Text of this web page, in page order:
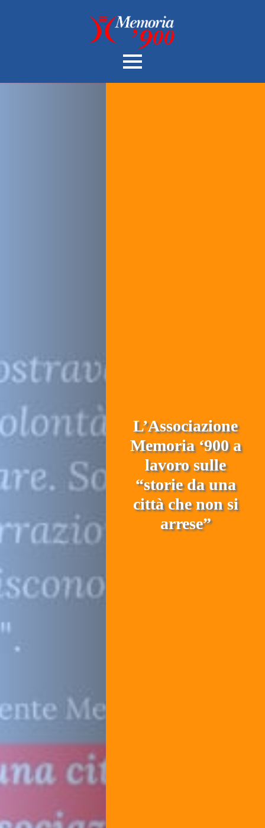
L’Associazione
Memoria ‘900 a
lavoro sulle
“storie da una
città che non si
arrese”